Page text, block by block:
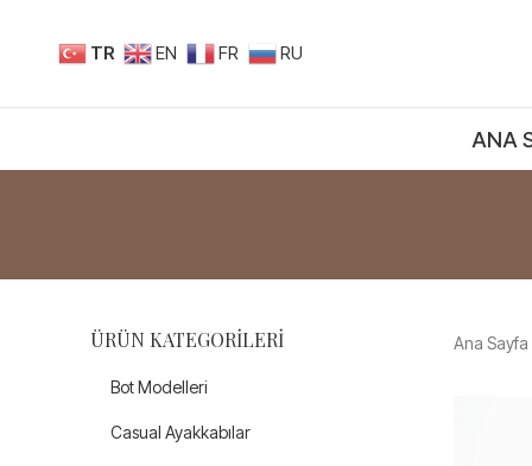
TR EN FR RU
ANA
ÜRÜN KATEGORILERI
Bot Modelleri
Casual Ayakkabılar
Ana Sayfa